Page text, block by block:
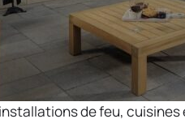
installations de feu, cuisines